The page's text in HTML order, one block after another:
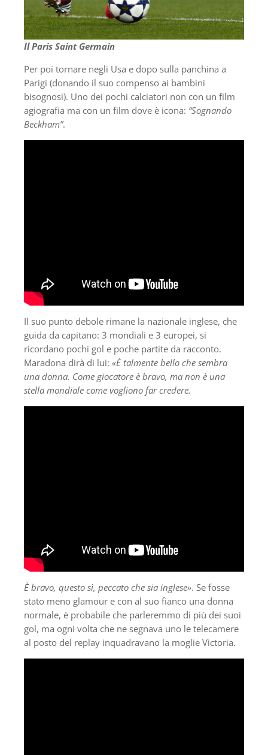
Il Paris Saint Germain
Per poi tornare negli Usa e dopo sulla panchina a
Parigi (donando il suo compenso ai bambini
bisognosi). Uno dei pochi calciatori non con un film
agiografia ma con un film dove è icona: “Sognando
Beckham”.
Il suo punto debole rimane la nazionale inglese, che
guida da capitano: 3 mondiali e 3 europei, si
ricordano pochi gol e poche partite da racconto.
Maradona dirà di lui: «È talmente bello che sembra
una donna. Come giocatore è bravo, ma non è una
stella mondiale come vogliono far credere.
È bravo, questo sì, peccato che sia inglese». Se fosse
stato meno glamour e con al suo fianco una donna
normale, è probabile che parleremmo di più dei suoi
gol, ma ogni volta che ne segnava uno le telecamere
al posto del replay inquadravano la moglie Victoria.